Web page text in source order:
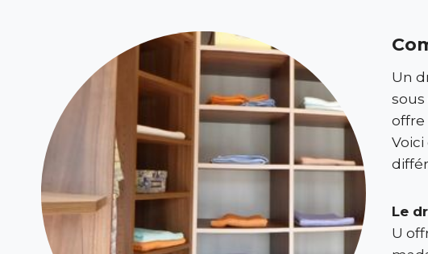
Un
offre
Le
U